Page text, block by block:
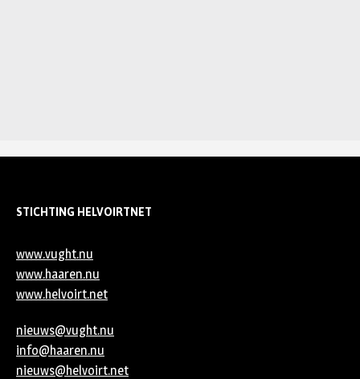
STICHTING HELVOIRTNET
www.vught.nu
www.haaren.nu
www.helvoirt.net
nieuws@vught.nu
info@haaren.nu
nieuws@helvoirt.net